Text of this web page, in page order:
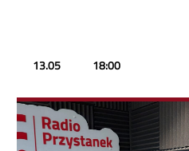
13.05 18:00